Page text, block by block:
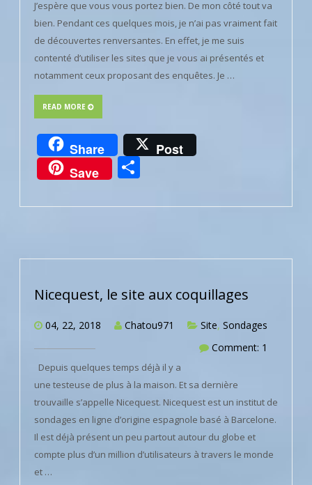
J’espère que vous vous portez bien. De mon côté tout va
bien. Pendant ces quelques mois, je n’ai pas vraiment fait
de découvertes renversantes. En effet, je me suis
contenté d’utiliser les sites que je vous ai présentés et
notamment ceux proposant des enquêtes. Je …
READ MORE
Share
Post
Save
Nicequest, le site aux coquillages
04, 22, 2018 Chatou971 Site, Sondages
Comment: 1
Depuis quelques temps déjà il y a
une testeuse de plus à la maison. Et sa dernière
trouvaille s’appelle Nicequest. Nicequest est un institut de
sondages en ligne d’origine espagnole basé à Barcelone.
Il est déjà présent un peu partout autour du globe et
compte plus d’un million d’utilisateurs à travers le monde
et …